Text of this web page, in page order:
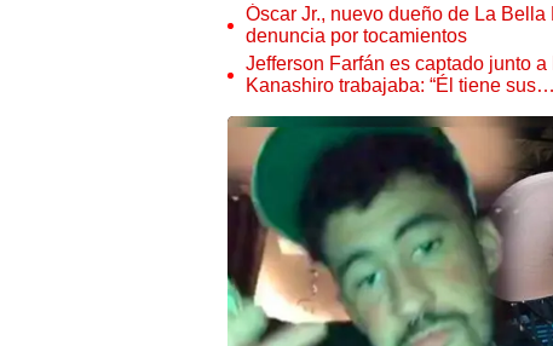
Óscar Jr., nuevo dueño de La
denuncia por tocamientos
Jefferson Farfán es captado junto
Kanashiro trabajaba: “Él tiene